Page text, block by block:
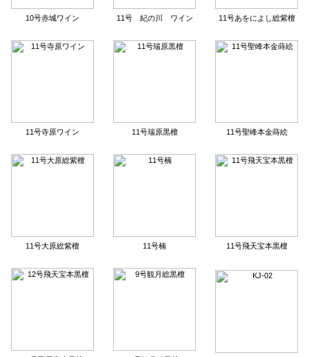
10号赤城ワイン 11号 紀の川 ワイン 11号あをによし総紫檀
11号寺原ワイン 11号瑞原黒檀 11号聖峰本金蒔絵
11号大原総紫檀 11号楠 11号飛天宝本黒檀